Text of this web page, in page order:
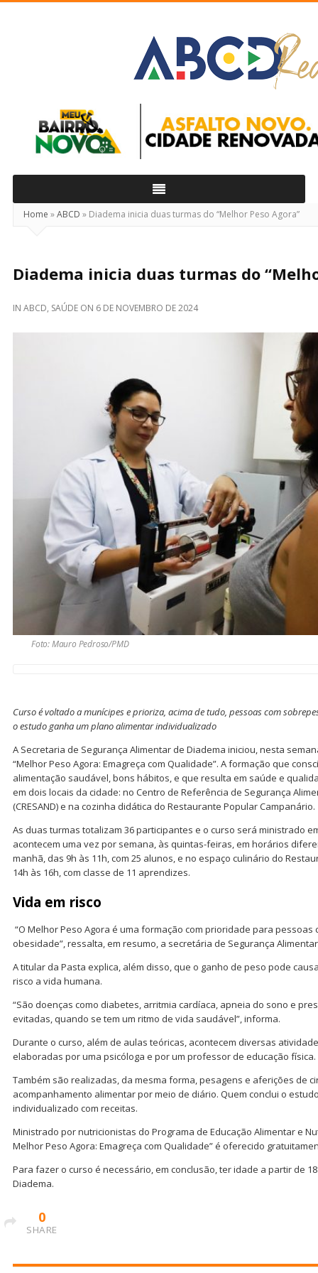
Real
Home »ABCD » Diadema inicia duas turmas do “Melhor Peso Agora”
Diadema inicia duas turmas do
IN ABCD, SAÚDE ON 6 DE NOVEMBRO DE 2024
Foto: Mauro Pedroso/PMD
Curso é voltado a munícipes e prioriza, acima de tudo, pessoas com
o estudo ganha um plano alimentar individualizado
A Secretaria de Segurança Alimentar de Diadema iniciou, nesta
“Melhor Peso Agora: Emagreça com Qualidade”. A formação que
alimentação saudável, bons hábitos, e que resulta em saúde e
em dois locais da cidade: no Centro de Referência de Segurança
(CRESAND) e na cozinha didática do Restaurante Popular Campanário.
As duas turmas totalizam 36 participantes e o curso será ministrado
acontecem uma vez por semana, às quintas-feiras, em horários
manhã, das 9h às 11h, com 25 alunos, e no espaço culinário do
14h às 16h, com classe de 11 aprendizes.
Vida em risco
“O Melhor Peso Agora é uma formação com prioridade para pessoas
obesidade”, ressalta, em resumo, a secretária de Segurança
A titular da Pasta explica, além disso, que o ganho de peso pode
risco a vida humana.
“São doenças como diabetes, arritmia cardíaca, apneia do sono e
evitadas, quando se tem um ritmo de vida saudável”, informa.
Durante o curso, além de aulas teóricas, acontecem diversas
elaboradas por uma psicóloga e por um professor de educação física.
Também são realizadas, da mesma forma, pesagens e aferições de
acompanhamento alimentar por meio de diário. Quem conclui o
individualizado com receitas.
Ministrado por nutricionistas do Programa de Educação Alimentar e
Melhor Peso Agora: Emagreça com Qualidade” é oferecido
Para fazer o curso é necessário, em conclusão, ter idade a partir de
Diadema.
0
SHARE